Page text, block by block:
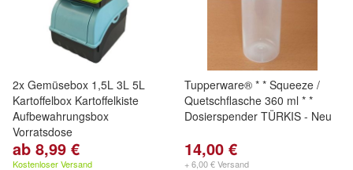
2x Gemüsebox 1,5L 3L 5L
Kartoffelbox Kartoffelkiste
Aufbewahrungsbox
Vorratsdose
ab 8,99 €
Kostenloser Versand
Tupperware® * * Squeeze /
Quetschflasche 360 ml * *
Dosierspender TÜRKIS - Neu
14,00 €
+ 6,00 € Versand